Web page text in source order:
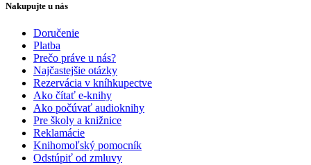
Nakupujte u nás
Doručenie
Platba
Prečo práve u nás?
Najčastejšie otázky
Rezervácia v kníhkupectve
Ako čítať e-knihy
Ako počúvať audioknihy
Pre školy a knižnice
Reklamácie
Knihomoľský pomocník
Odstúpiť od zmluvy